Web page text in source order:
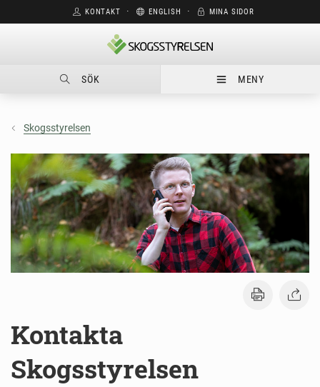
KONTAKT ⋅ ENGLISH ⋅ MINA SIDOR
SÖK MENY
Skogsstyrelsen
Kontakta
Skogsstyrelsen